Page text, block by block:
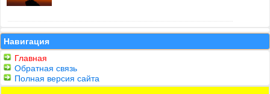
Навигация
Главная
Обратная связь
Полная версия сайта